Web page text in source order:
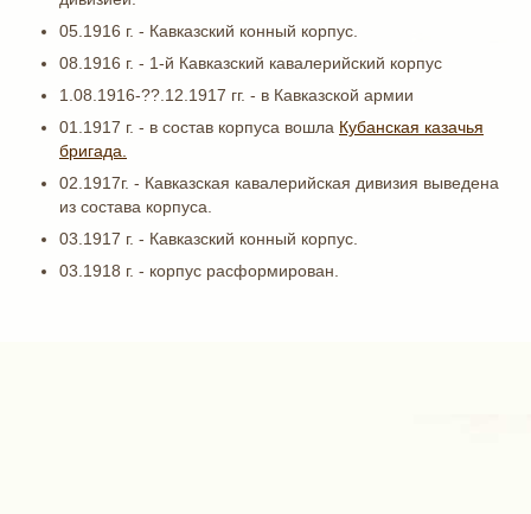
05.1916 г. - Кавказский конный корпус.
08.1916 г. - 1-й Кавказский кавалерийский корпус
1.08.1916-??.12.1917 гг. - в Кавказской армии
01.1917 г. - в состав корпуса вошла Кубанская казачья
бригада.
02.1917г. - Кавказская кавалерийская дивизия выведена
из состава корпуса.
03.1917 г. - Кавказский конный корпус.
03.1918 г. - корпус расформирован.